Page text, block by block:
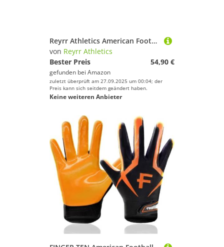
Reyrr Athletics American Football Handschuhe/Gloves Zero Pink
von Reyrr Athletics
Bester Preis
54,90 €
gefunden bei Amazon
zuletzt überprüft am 27.09.2025 um 00:04; der
Preis kann sich seitdem geändert haben.
Keine weiteren Anbieter